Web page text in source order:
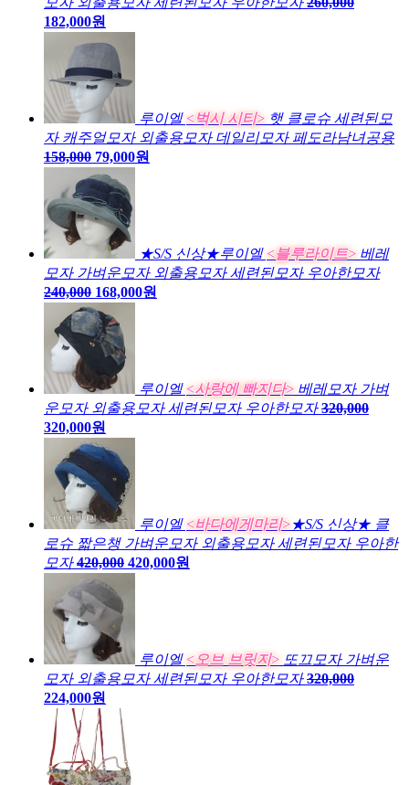
182,000원
루이엘 <벅시 시티> 햇 클로슈 세련된모
자 캐주얼모자 외출용모자 데일리모자 페도라남녀공용
158,000 79,000원
★S/S 신상★루이엘 <블루라이트> 베레
모자 가벼운모자 외출용모자 세련된모자 우아한모자
240,000 168,000원
루이엘 <사랑에 빠지다> 베레모자 가벼
운모자 외출용모자 세련된모자 우아한모자 320,000
320,000원
루이엘 <바다에게마리>★S/S 신상★ 클
로슈 짧은챙 가벼운모자 외출용모자 세련된모자 우아한
모자 420,000 420,000원
루이엘 <오브 브릿지> 또끄모자 가벼운
모자 외출용모자 세련된모자 우아한모자 320,000
224,000원